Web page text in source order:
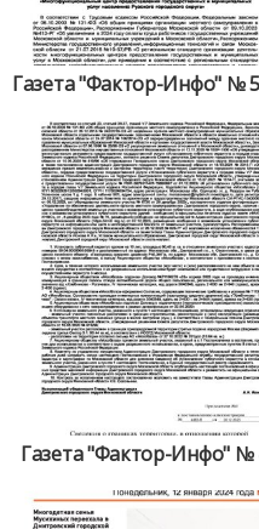
Газета "Фактор-Инфо" № 5
Газета "Фактор-Инфо" №